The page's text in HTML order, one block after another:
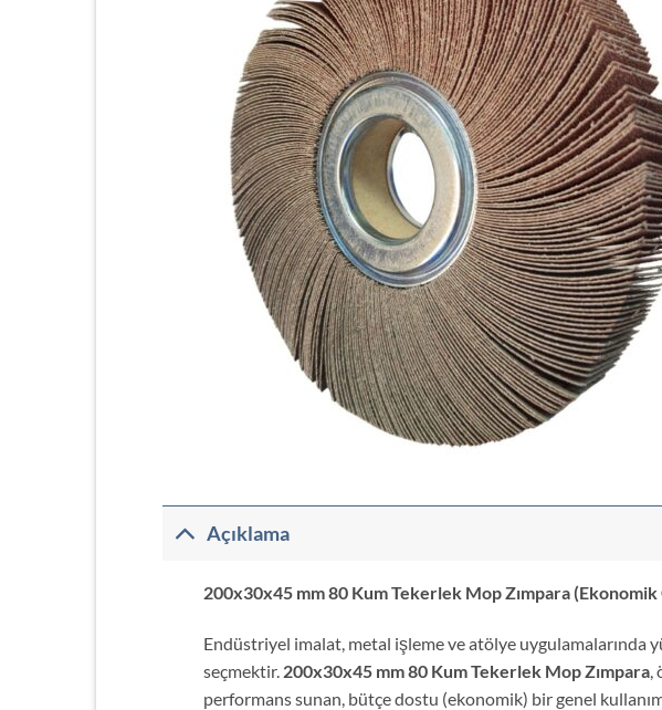
Açıklama
200x30x45 mm 80 Kum Tekerlek Mop Zımpara (Ekonomik
Endüstriyel imalat, metal işleme ve atölye uygulamalarında
seçmektir. 200x30x45 mm 80 Kum Tekerlek Mop Zımpara,
performans sunan, bütçe dostu (ekonomik) bir genel